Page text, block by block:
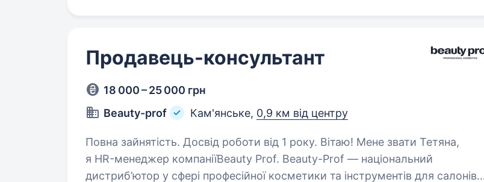
Продавець-консультант
18 000 – 25 000 грн
Beauty-prof
Кам'янське, 0,9 км від центру
Повна зайнятість. Досвід роботи від 1 року. Вітаю! Мене звати Тетяна,
я HR-менеджер компаніїBeauty Prof. Beauty-Prof — національний
дистриб’ютор у сфері професійної косметики та інструментів для салонів